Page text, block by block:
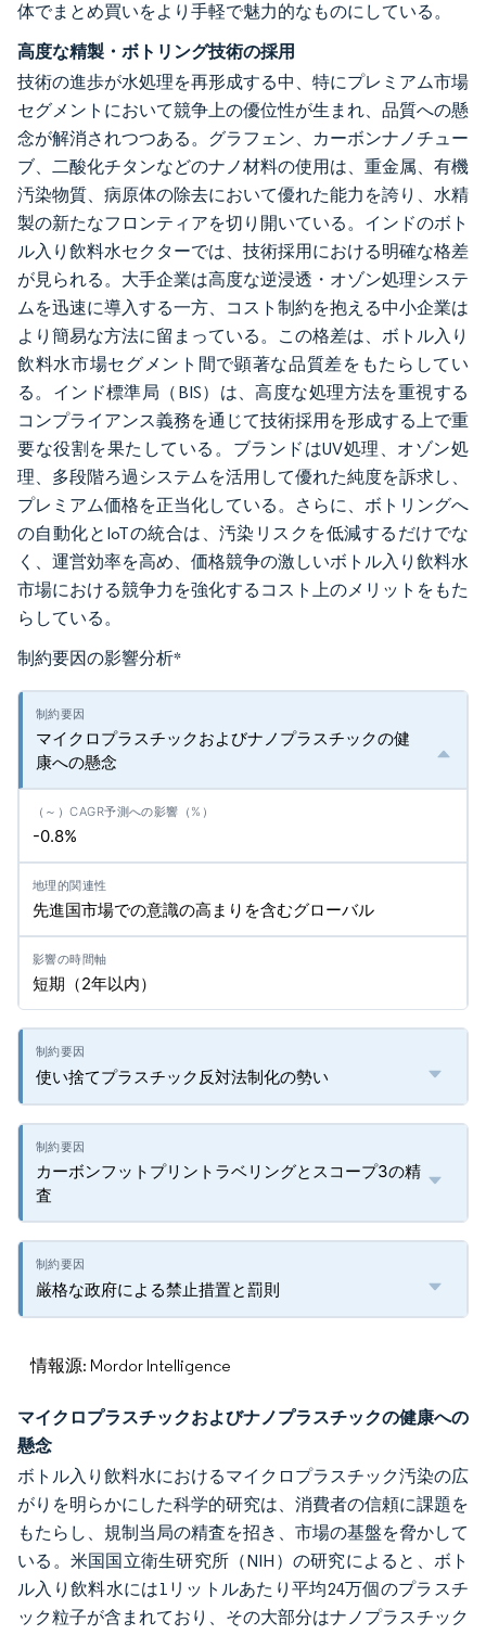
体でまとめ買いをより手軽で魅力的なものにしている。
高度な精製・ボトリング技術の採用
技術の進歩が水処理を再形成する中、特にプレミアム市場
セグメントにおいて競争上の優位性が生まれ、品質への懸
念が解消されつつある。グラフェン、カーボンナノチュー
ブ、二酸化チタンなどのナノ材料の使用は、重金属、有機
汚染物質、病原体の除去において優れた能力を誇り、水精
製の新たなフロンティアを切り開いている。インドのボト
ル入り飲料水セクターでは、技術採用における明確な格差
が見られる。大手企業は高度な逆浸透・オゾン処理システ
ムを迅速に導入する一方、コスト制約を抱える中小企業は
より簡易な方法に留まっている。この格差は、ボトル入り
飲料水市場セグメント間で顕著な品質差をもたらしてい
る。インド標準局（BIS）は、高度な処理方法を重視する
コンプライアンス義務を通じて技術採用を形成する上で重
要な役割を果たしている。ブランドはUV処理、オゾン処
理、多段階ろ過システムを活用して優れた純度を訴求し、
プレミアム価格を正当化している。さらに、ボトリングへ
の自動化とIoTの統合は、汚染リスクを低減するだけでな
く、運営効率を高め、価格競争の激しいボトル入り飲料水
市場における競争力を強化するコスト上のメリットをもた
らしている。
制約要因の影響分析*
マイクロプラスチックおよびナノプラスチックの健
康への懸念
-0.8%
先進国市場での意識の高まりを含むグローバル
短期（2年以内）
使い捨てプラスチック反対法制化の勢い
カーボンフットプリントラベリングとスコープ3の精
査
厳格な政府による禁止措置と罰則
情報源: Mordor Intelligence
マイクロプラスチックおよびナノプラスチックの健康への
懸念
ボトル入り飲料水におけるマイクロプラスチック汚染の広
がりを明らかにした科学的研究は、消費者の信頼に課題を
もたらし、規制当局の精査を招き、市場の基盤を脅かして
いる。米国国立衛生研究所（NIH）の研究によると、ボト
ル入り飲料水には1リットルあたり平均24万個のプラスチ
ック粒子が含まれており、その大部分はナノプラスチック